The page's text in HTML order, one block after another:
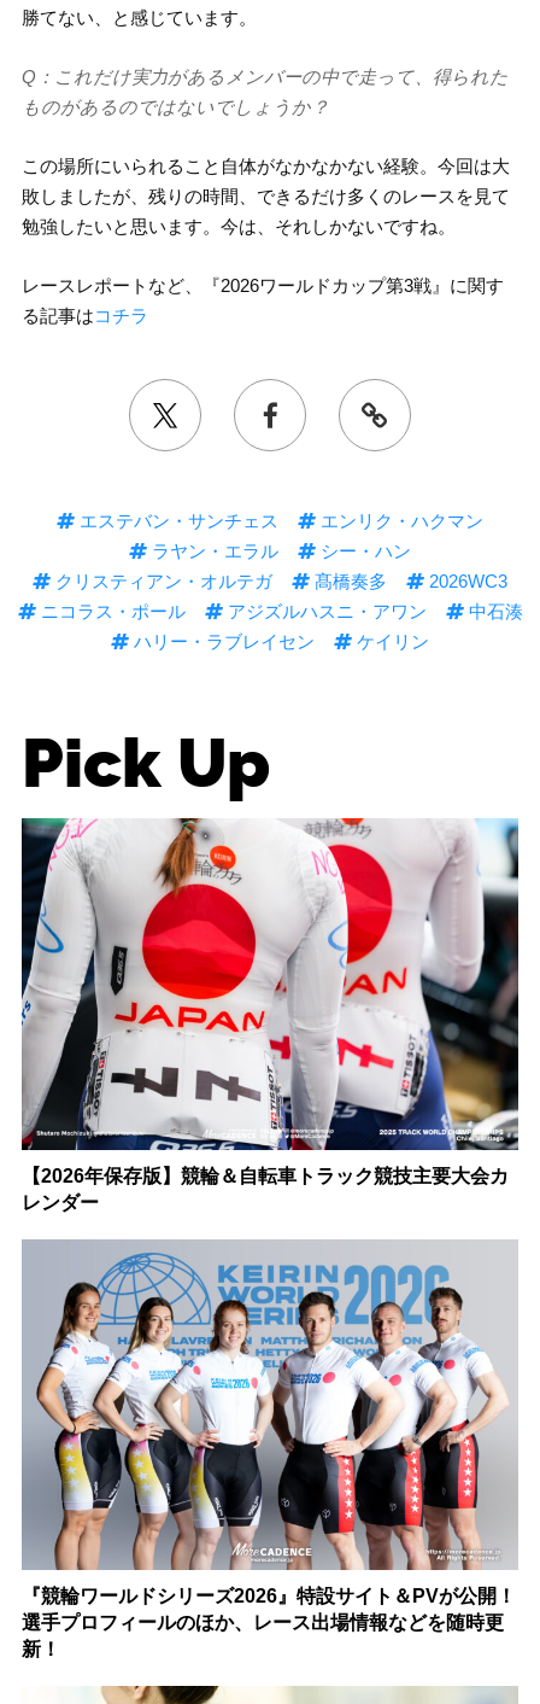
勝てない、と感じています。
Q：これだけ実力があるメンバーの中で走って、得られた
ものがあるのではないでしょうか？
この場所にいられること自体がなかなかない経験。今回は大
敗しましたが、残りの時間、できるだけ多くのレースを見て
勉強したいと思います。今は、それしかないですね。
レースレポートなど、『2026ワールドカップ第3戦』に関す
る記事はコチラ
エステバン・サンチェス
エンリク・ハクマン
ラヤン・エラル
シー・ハン
クリスティアン・オルテガ
髙橋奏多
2026WC3
ニコラス・ポール
アジズルハスニ・アワン
中石湊
ハリー・ラブレイセン
ケイリン
Pick Up
【2026年保存版】競輪＆自転車トラック競技主要大会カ
レンダー
『競輪ワールドシリーズ2026』特設サイト＆PVが公開！
選手プロフィールのほか、レース出場情報などを随時更
新！